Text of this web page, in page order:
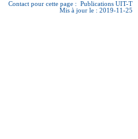
Contact pour cette page : Publications UIT-T
Mis à jour le : 2019-11-25